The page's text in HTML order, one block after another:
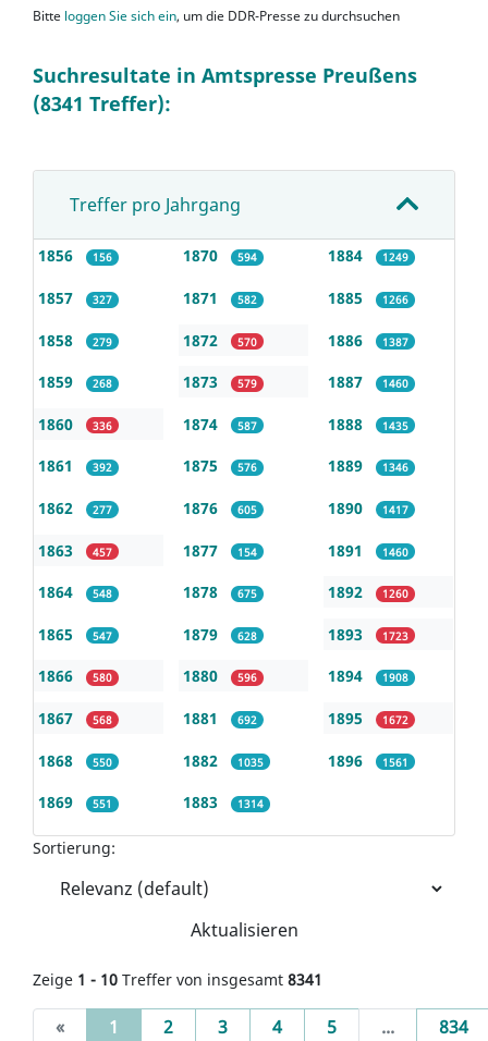
Bitte loggen Sie sich ein, um die DDR-Presse zu durchsuchen
Suchresultate in Amtspresse Preußens
(8341 Treffer):
Treffer pro Jahrgang
1856 156
1857 327
1858 279
1859 268
1860 336
1861 392
1862 277
1863 457
1864 548
1865 547
1866 580
1867 568
1868 550
1869 551
1870 594
1871 582
1872 570
1873 579
1874 587
1875 576
1876 605
1877 154
1878 675
1879 628
1880 596
1881 692
1882 1035
1883 1314
1884 1249
1885 1266
1886 1387
1887 1460
1888 1435
1889 1346
1890 1417
1891 1460
1892 1260
1893 1723
1894 1908
1895 1672
1896 1561
Sortierung:
Aktualisieren
Zeige 1 - 10 Treffer von insgesamt 8341
« 1 (current)
2 3 4 5 ... 834